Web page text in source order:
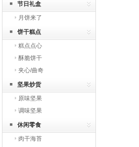
节日礼盒
月饼来了
饼干糕点
糕点点心
酥脆饼干
夹心/曲奇
坚果炒货
原味坚果
调味坚果
休闲零食
肉干海苔